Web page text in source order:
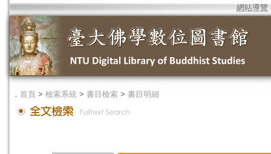
網站導覽
． 首頁 > 檢索系統 > 書目檢索 > 書目明細